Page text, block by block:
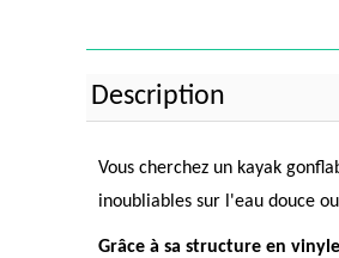
Description
Vous cherchez un kayak
inoubliables sur l'eau douce
Grâce à sa structure en